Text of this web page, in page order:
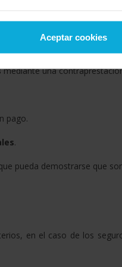
Aceptar cookies
para alguno de los
mediante una
pago.
.
pueda demostrarse que
en el caso de los